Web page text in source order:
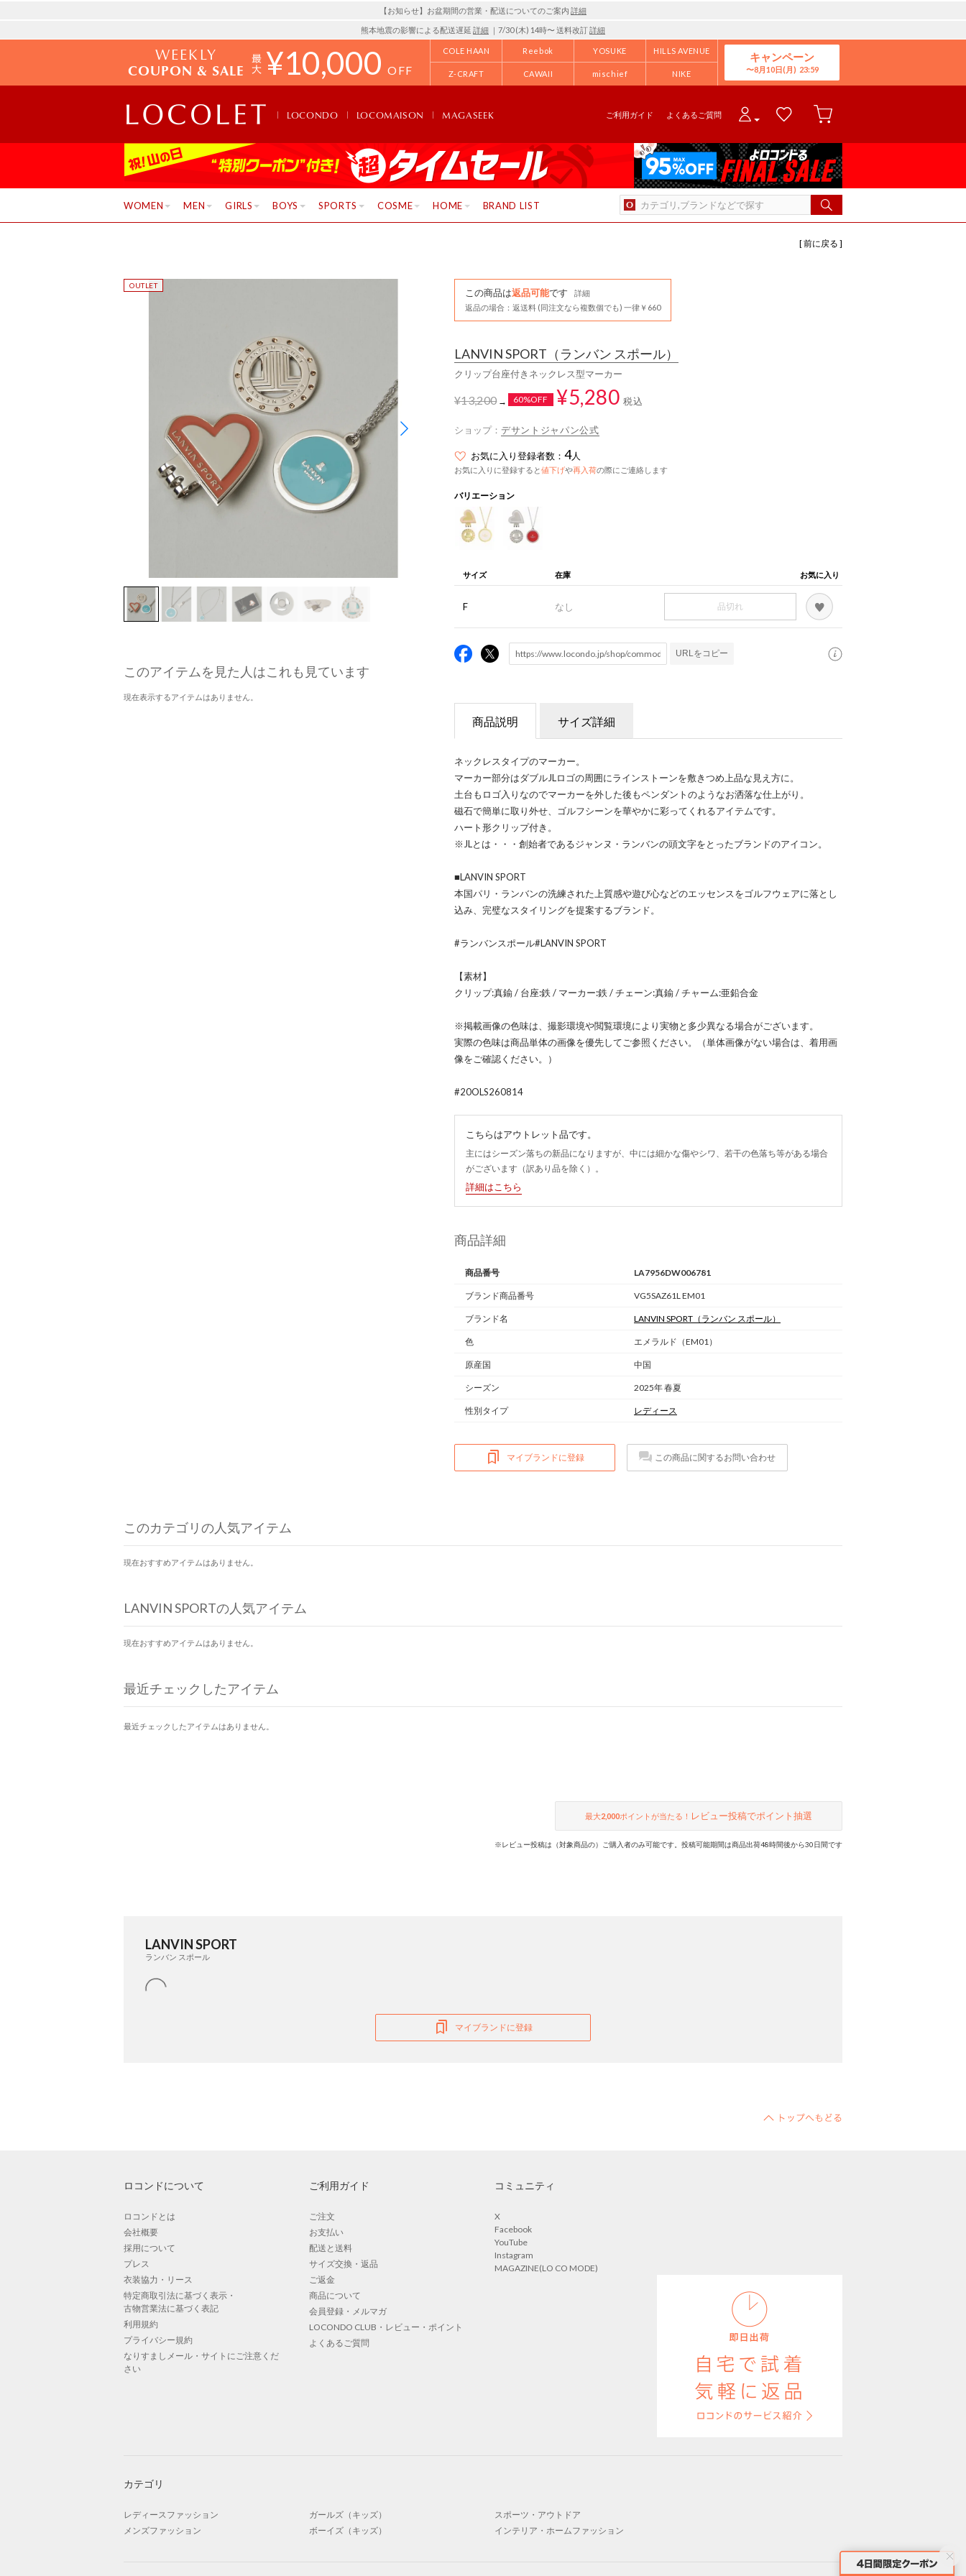
【お知らせ】お盆期間の営業・配送についてのご案内 詳細
熊本地震の影響による配送遅延 詳細 ｜7/30 (木) 14時〜 送料改訂詳細
WEEKLY
COUPON & SALE ¥10,000 OFF
COLE HAAN Reebok YOSUKE HILLS AVENUE
Z-CRAFT CAWAII mischief NIKE
キャンペーン
8月10日(月)
LOCONDO LOCOMAISON MAGASEEK ご利用ガイド よくあるご質問
WOMEN MEN GIRLS BOYS SPORTS COSME HOME BRAND LIST
[ 前に戻る ]
このアイテムを見た人はこれも見ています
現在表示するアイテムはありません。
この商品は返品可能です
詳細
返品の場合：返送料 (同注文なら複数個でも) 一律￥660
LANVIN SPORT （ランバン スポール）
クリップ台座付きネックレス型マーカー
¥13,200→ 60%OFF ¥5,280 税込
ショップ： デサントジャパン公式
お気に入り登録者数： 4人
お気に入りに登録すると値下げや再入荷の際にご連絡します
バリエーション
サイズ 在庫 お気に入り
F なし 品切れ
URLをコピー
商品説明 サイズ詳細
ネックレスタイプのマーカー。
マーカー部分はダブルJLロゴの周囲にラインストーンを敷きつめ上品な見え方に。
土台もロゴ入りなのでマーカーを外した後もペンダントのようなお洒落な仕上がり。
磁石で簡単に取り外せ、ゴルフシーンを華やかに彩ってくれるアイテムです。
ハート形クリップ付き。
※JLとは・・・創始者であるジャンヌ・ランバンの頭文字をとったブランドのアイコン。
■LANVIN SPORT
本国パリ・ランバンの洗練された上質感や遊び心などのエッセンスをゴルフウェアに落とし
込み、完璧なスタイリングを提案するブランド。
#ランバンスポール#LANVIN SPORT
【素材】
クリップ:真鍮 / 台座:鉄 / マーカー:鉄 / チェーン:真鍮 / チャーム:亜鉛合金
※掲載画像の色味は、撮影環境や閲覧環境により実物と多少異なる場合がございます。
実際の色味は商品単体の画像を優先してご参照ください。（単体画像がない場合は、着用画
像をご確認ください。）
#20OLS260814
こちらはアウトレット品です。
主にはシーズン落ちの新品になりますが、中には細かな傷やシワ、若干の色落ち等がある場合
がございます（訳あり品を除く）。
詳細はこちら
商品詳細
商品番号 LA7956DW006781
ブランド商品番号 VG5SAZ61L EM01
ブランド名 LANVIN SPORT （ランバン スポール）
色 エメラルド（EM01）
原産国 中国
シーズン 2025年 春夏
性別タイプ レディース
マイブランドに登録 この商品に関するお問い合わせ
このカテゴリの人気アイテム
現在おすすめアイテムはありません。
LANVIN SPORTの人気アイテム
現在おすすめアイテムはありません。
最近チェックしたアイテム
最近チェックしたアイテムはありません。
最大2,000ポイントが当たる！ レビュー投稿でポイント抽選
※レビュー投稿は（対象商品の）ご購入者のみ可能です。投稿可能期間は商品出荷48時間後から30日間です
LANVIN SPORT
ランバン スポール
マイブランドに登録
ロコンドについて
ロコンドとは
会社概要
採用について
プレス
衣装協力・リース
特定商取引法に基づく表示・
古物営業法に基づく表記
利用規約
プライバシー規約
なりすましメール・サイトにご注意くだ
さい
ご利用ガイド
ご注文
お支払い
配送と送料
サイズ交換・返品
ご返金
商品について
会員登録・メルマガ
LOCONDO CLUB・レビュー・ポイント
よくあるご質問
コミュニティ
X
Facebook
YouTube
Instagram
MAGAZINE(LO CO MODE)
カテゴリ
レディースファッション
メンズファッション
ガールズ（キッズ）
ボーイズ（キッズ）
スポーツ・アウトドア
インテリア・ホームファッション